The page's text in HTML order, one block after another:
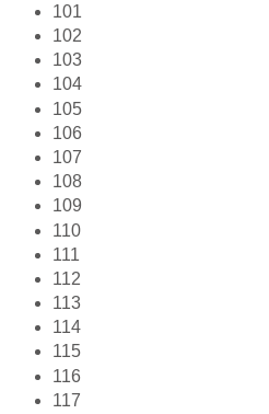
101
102
103
104
105
106
107
108
109
110
111
112
113
114
115
116
117